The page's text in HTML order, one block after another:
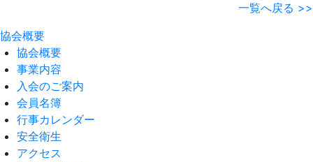
一覧へ戻る >>
協会概要
協会概要
事業内容
入会のご案内
会員名簿
行事カレンダー
安全衛生
アクセス